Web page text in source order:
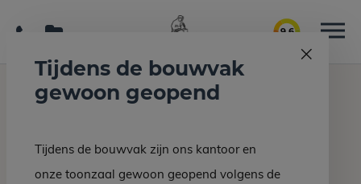
9.6
Home Interieur/bouw Serpentijn
Tijdens de bouwvak
gewoon geopend
Tijdens de bouwvak zijn ons kantoor en
onze toonzaal gewoon geopend volgens de